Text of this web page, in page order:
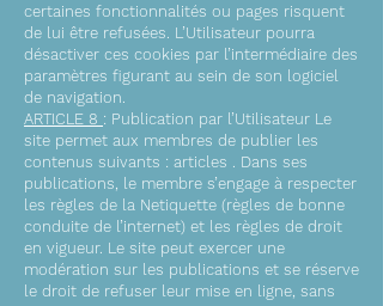
certaines fonctionnalités ou pages risquent
de lui être refusées. L’Utilisateur pourra
désactiver ces cookies par l’intermédiaire des
paramètres figurant au sein de son logiciel
de navigation.
ARTICLE 8 : Publication par l’Utilisateur Le
site permet aux membres de publier les
contenus suivants : articles . Dans ses
publications, le membre s’engage à respecter
les règles de la Netiquette (règles de bonne
conduite de l’internet) et les règles de droit
en vigueur. Le site peut exercer une
modération sur les publications et se réserve
le droit de refuser leur mise en ligne, sans